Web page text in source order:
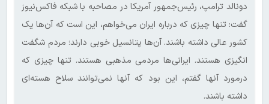
دونالد ترامپ، رئیس‌جمهور آمریکا در مصاحبه با شبکه فاکس‌نیوز
گفت: تنها چیزی که درباره ایران می‌خواهم، این است که آن‌ها یک
کشور عالی داشته باشند. آن‌ها پتانسیل خوبی دارند؛ مردم شگفت
انگیزی هستند. ایرانی‌ها مردمی مذهبی هستند. تنها چیزی که
درمورد آنها گفتم، این بود که آنها نمی‌توانند سلاح هسته‌ای
داشته باشند.